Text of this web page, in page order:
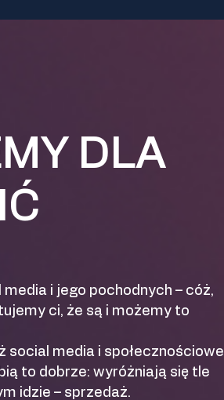
DLA
i jego pochodnych – cóż,
ci, że są i możemy to
social media i społecznościowe
to dobrze: wyróżniają się tle
idzie – sprzedaż.